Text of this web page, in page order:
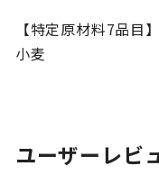
【特定原材料7品目】
小麦
ユーザーレビ